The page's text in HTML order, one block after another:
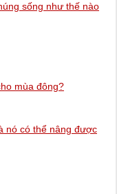
sống như thế nào
mùa đông?
nó có thể nâng được